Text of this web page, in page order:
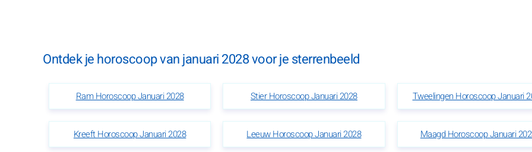
Ontdek je horoscoop van januari 2028 voor je sterrenbeeld
Ram Horoscoop Januari 2028 Stier Horoscoop Januari 2028 Tweelingen Horoscoop Januari
Kreeft Horoscoop Januari 2028 Leeuw Horoscoop Januari 2028 Maagd Horoscoop Januari